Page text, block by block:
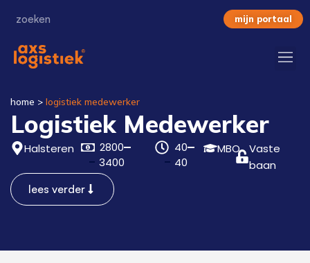
mijn portaal
home > logistiek medewerker
Logistiek Medewerker
Halsteren
2800
3400
40
40
MBO
Vaste
baan
lees verder